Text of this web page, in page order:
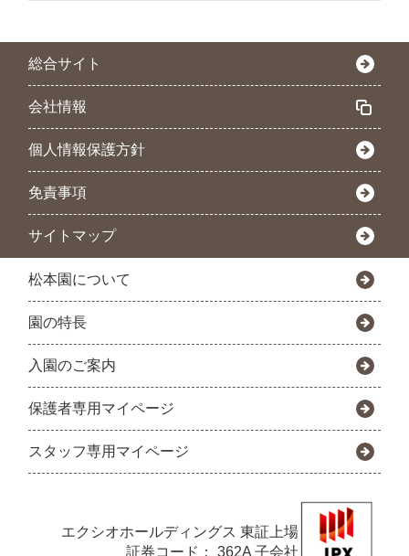
総合サイト
会社情報
個人情報保護方針
免責事項
サイトマップ
松本園について
園の特長
入園のご案内
保護者専用マイページ
スタッフ専用マイページ
エクシオホールディングス 東証上場
証券コード： 362A 子会社